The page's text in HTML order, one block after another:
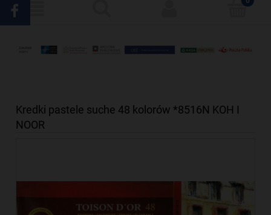
Kredki pastele suche 48 kolorów *8516N KOH I
NOOR